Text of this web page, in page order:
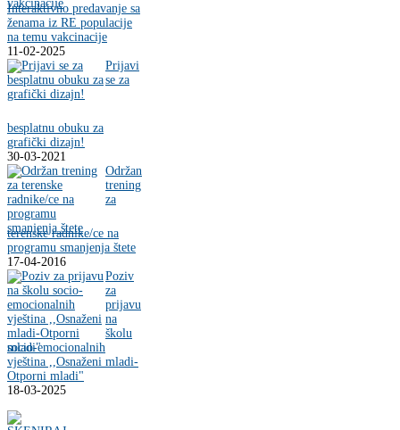
Interaktivno predavanje sa
ženama iz RE populacije
na temu vakcinacije
11-02-2025
Prijavi
se za
besplatnu obuku za
grafički dizajn!
30-03-2021
Održan
trening
za
terenske radnike/ce na
programu smanjenja štete
17-04-2016
Poziv
za
prijavu
na
školu
socio-emocionalnih
vještina ,,Osnaženi mladi-
Otporni mladi"
18-03-2025